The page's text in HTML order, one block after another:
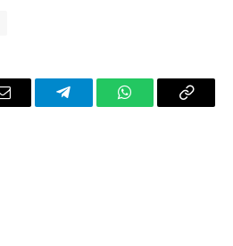
Email TelegramWhatsAppCopy